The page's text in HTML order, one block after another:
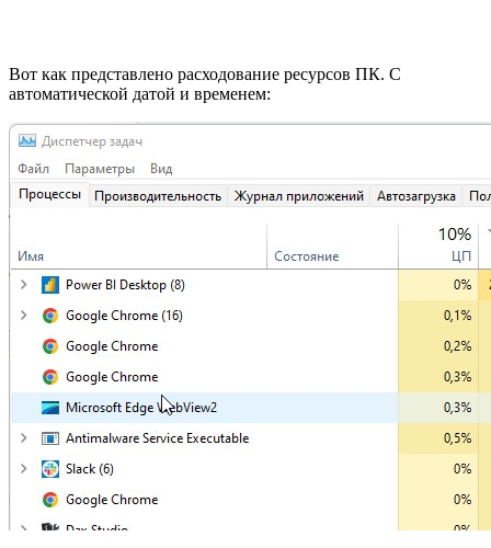
Вот как представлено расходование ресурсов ПК. С
автоматической датой и временем: